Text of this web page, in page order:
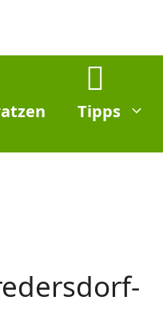
Tipps